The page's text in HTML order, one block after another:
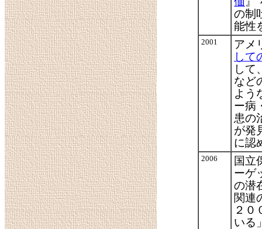
の制
能性
2001
アメ
して
して
など
よう
ー病
患の
が発
に認
2006
国立
ーゲ
の潜
関連
２０
いる